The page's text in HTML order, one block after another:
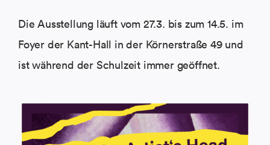
Die Ausstellung läuft vom 27.3. bis zum 14.5. im
Foyer der Kant-Hall in der Körnerstraße 49 und
ist während der Schulzeit immer geöffnet.